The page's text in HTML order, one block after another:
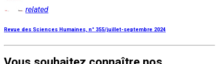
related
Revue des Sciences Humaines, n° 355/juillet-septembre 2024